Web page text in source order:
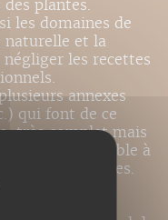
plantes.
les domaines de
naturelle et la
les recettes
annexes
qui font de ce
très complet mais
indispensable à
des plantes.
de l'Ecole
Patrice de